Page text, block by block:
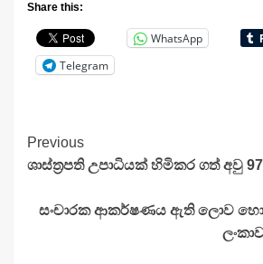
Share this:
WhatsApp
Telegram
Continue
Reading
Previous
ශාස්ත්‍රපති උපාධියක් හිමිකර ගත් අවු
සංචාරක ආකර්ෂණය ඇති ලොව